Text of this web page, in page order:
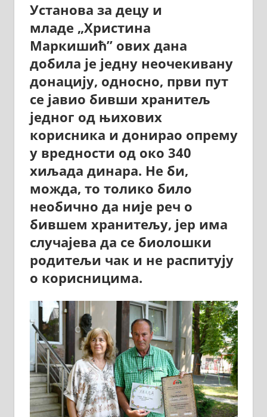
Установа за децу и
младе „Христина
Маркишић” ових дана
добила је једну неочекивану
донацију, односно, први пут
се јавио бивши хранитељ
једног од њихових
корисника и донирао опрему
у вредности од око 340
хиљада динара. Не би,
можда, то толико било
необично да није реч о
бившем хранитељу, јер има
случајева да се биолошки
родитељи чак и не распитују
о корисницима.